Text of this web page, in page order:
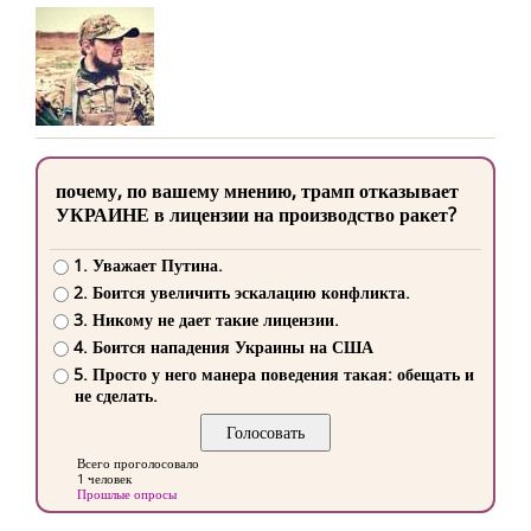
почему, по вашему мнению, трамп отказывает
УКРАИНЕ в лицензии на производство ракет?
1. Уважает Путина.
2. Боится увеличить эскалацию конфликта.
3. Никому не дает такие лицензии.
4. Боится нападения Украины на США
5. Просто у него манера поведения такая: обещать и
не сделать.
Всего проголосовало
1 человек
Прошлые опросы